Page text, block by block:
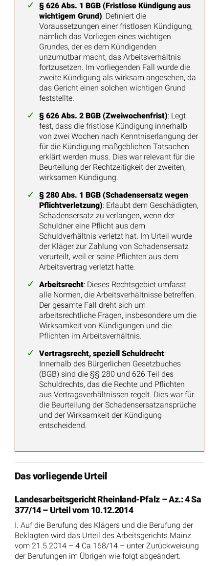
§ 626 Abs. 1 BGB (Fristlose Kündigung aus
wichtigem Grund): Definiert die
Voraussetzungen einer fristlosen Kündigung,
nämlich das Vorliegen eines wichtigen
Grundes, der es dem Kündigenden
unzumutbar macht, das Arbeitsverhältnis
fortzusetzen. Im vorliegenden Fall wurde die
zweite Kündigung als wirksam angesehen, da
das Gericht einen solchen wichtigen Grund
feststellte.
§ 626 Abs. 2 BGB (Zweiwochenfrist): Legt
fest, dass die fristlose Kündigung innerhalb
von zwei Wochen nach Kenntniserlangung der
für die Kündigung maßgeblichen Tatsachen
erklärt werden muss. Dies war relevant für die
Beurteilung der Rechtzeitigkeit der zweiten,
wirksamen Kündigung.
§ 280 Abs. 1 BGB (Schadensersatz wegen
Pflichtverletzung): Erlaubt dem Geschädigten,
Schadensersatz zu verlangen, wenn der
Schuldner eine Pflicht aus dem
Schuldverhältnis verletzt hat. Im Urteil wurde
der Kläger zur Zahlung von Schadensersatz
verurteilt, weil er seine Pflichten aus dem
Arbeitsvertrag verletzt hatte.
Arbeitsrecht: Dieses Rechtsgebiet umfasst
alle Normen, die Arbeitsverhältnisse betreffen.
Der gesamte Fall dreht sich um
arbeitsrechtliche Fragen, insbesondere um die
Wirksamkeit von Kündigungen und die
Pflichten im Arbeitsverhältnis.
Vertragsrecht, speziell Schuldrecht:
Innerhalb des Bürgerlichen Gesetzbuches
(BGB) sind die §§ 280 und 626 Teil des
Schuldrechts, das die Rechte und Pflichten
aus Vertragsverhältnissen regelt. Dies war für
die Beurteilung der Schadensersatzansprüche
und der Wirksamkeit der Kündigung
entscheidend.
Das vorliegende Urteil
Landesarbeitsgericht Rheinland-Pfalz – Az.: 4 Sa
377/14 – Urteil vom 10.12.2014
I. Auf die Berufung des Klägers und die Berufung der
Beklagten wird das Urteil des Arbeitsgerichts Mainz
vom 21.5.2014 – 4 Ca 168/14 – unter Zurückweisung
der Berufungen im Übrigen wie folgt abgeändert: